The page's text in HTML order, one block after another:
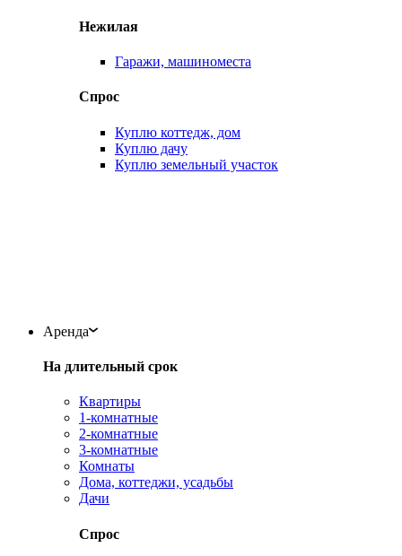
Нежилая
Гаражи, машиноместа
Спрос
Куплю коттедж, дом
Куплю дачу
Куплю земельный участок
Аренда
На длительный срок
Квартиры
1-комнатные
2-комнатные
3-комнатные
Комнаты
Дома, коттеджи, усадьбы
Дачи
Спрос